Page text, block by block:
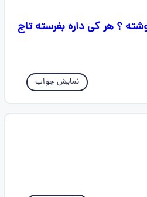
درس ۷ رو نوشته ؟ هر کی داره بفرسته تاج
نمایش جواب